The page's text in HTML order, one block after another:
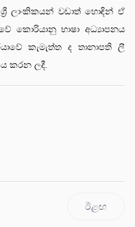
ලාංකිකයන් වඩාත් හොඳින් ඒ
කොරියානු භාෂා අධ්‍යාපනය
කැමැත්ත ද තානාපති ලී
කරන ලදී.
ඊළඟ